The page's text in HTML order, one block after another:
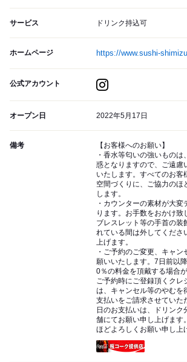
サービス ドリンク持込可
ホームページ https://www.sushi-
公式アカウント
オープン日 2022年5月17日
備考
【お客様へのお願い】
・香水等匂いの強いもの
惑となりますので、ご遠慮
いたします。すべてのお客
空間づくりに、ご協力のほ
します。
・カウンターの素材が大
ります。お手数をおかけ致
ブレスレット等の手首の装
れている間は外してくださ
上げます。
・ご予約のご変更、キャ
願いいたします。7日前以
0％の料金を頂戴する場合
ご予約時にご登録頂くクレ
は、キャンセル等のやむを
支払いをご請求させていた
日のお支払いは、ドリンク
舗にてお願い申し上げます
ほどよろしくお願い申し上